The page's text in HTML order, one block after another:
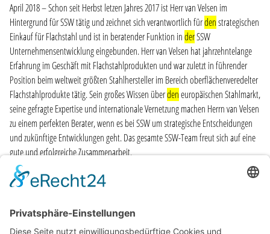
April 2018 – Schon seit Herbst letzen Jahres 2017 ist Herr van Velsen im
Hintergrund für SSW tätig und zeichnet sich verantwortlich fürdenstrategischen
Einkauf für Flachstahl und ist in beratender Funktion inderSSW
Unternehmensentwicklung eingebunden. Herr van Velsen hat jahrzehntelange
Erfahrung im Geschäft mit Flachstahlprodukten und war zuletzt in führender
Position beim weltweit größten Stahlhersteller im Bereich oberflächenveredelter
Flachstahlprodukte tätig. Sein großes Wissen überdeneuropäischen Stahlmarkt,
seine gefragte Expertise und internationale Vernetzung machen Herrn van Velsen
zu einem perfekten Berater, wenn es bei SSW um strategische Entscheidungen
und zukünftige Entwicklungen geht. Das gesamte SSW-Team freut sich auf eine
gute und erfolgreiche Zusammenarbeit.
ZUR ÜBERSICHT